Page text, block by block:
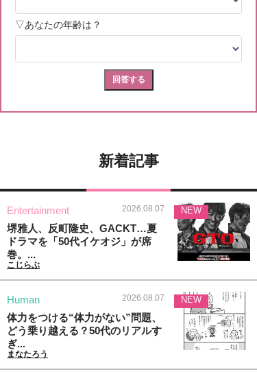
新着記事
Entertainment 2026.08.07
堺雅人、反町隆史、GACKT…夏
ドラマを「50代イケオジ」が席
巻。...
こじらぶ
NEW
Human 2026.08.07
体力をつける“体力がない”問題、
どう乗り越える？50代のリアルす
ぎ...
まなたろう
NEW